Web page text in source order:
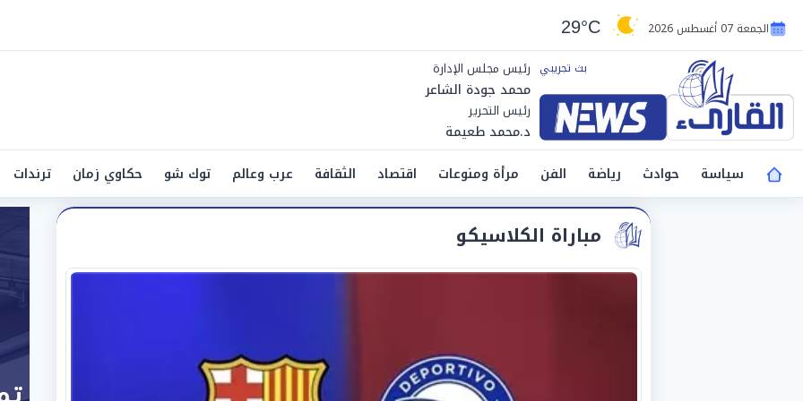
الجمعة 07 أغسطس 2026 29°C
رئيس مجلس الإدارة
محمد جودة الشاعر
رئيس التحرير
د.محمد طعيمة
سياسة
حوادث رياضة الفن مرأة ومنوعات اقتصاد الثقافة عرب وعالم توك شو حكاوي زمان ترندات
مباراة الكلاسيكو